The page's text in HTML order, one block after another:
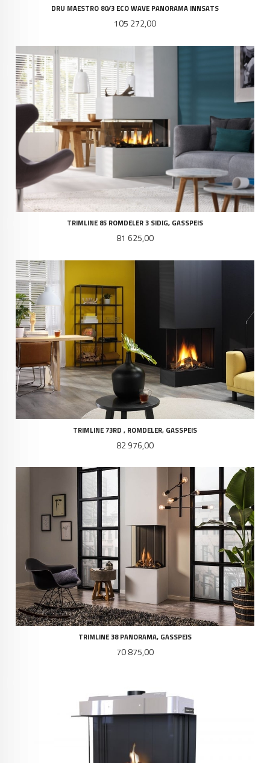
DRU MAESTRO 80/3 ECO WAVE PANORAMA INNSATS
Pris
105 272,00
TRIMLINE 85 ROMDELER 3 SIDIG, GASSPEIS
Pris
81 625,00
TRIMLINE 73RD , ROMDELER, GASSPEIS
Pris
82 976,00
TRIMLINE 38 PANORAMA, GASSPEIS
Pris
70 875,00